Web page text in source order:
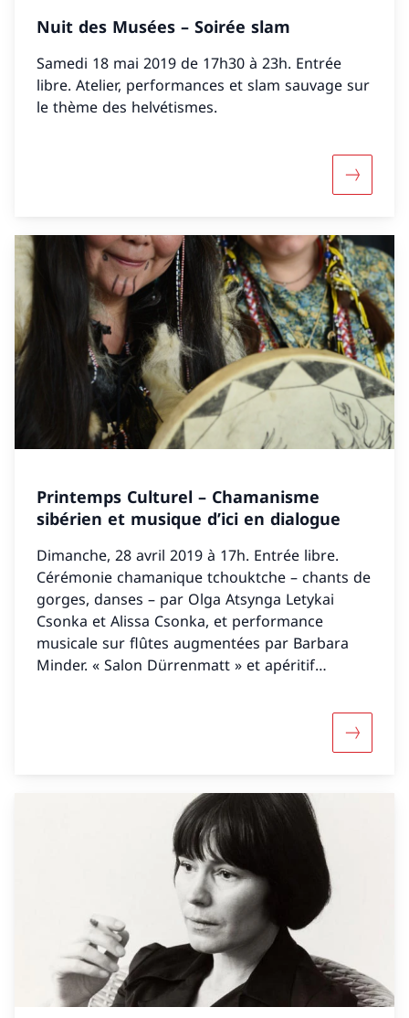
Nuit des Musées – Soirée slam
Samedi 18 mai 2019 de 17h30 à 23h. Entrée
libre. Atelier, performances et slam sauvage sur
le thème des helvétismes.
Mehr
Printemps Culturel – Chamanisme
sibérien et musique d’ici en dialogue
Dimanche, 28 avril 2019 à 17h. Entrée libre.
Cérémonie chamanique tchouktche – chants de
gorges, danses – par Olga Atsynga Letykai
Csonka et Alissa Csonka, et performance
musicale sur flûtes augmentées par Barbara
Minder. « Salon Dürrenmatt » et apéritif
Mehr